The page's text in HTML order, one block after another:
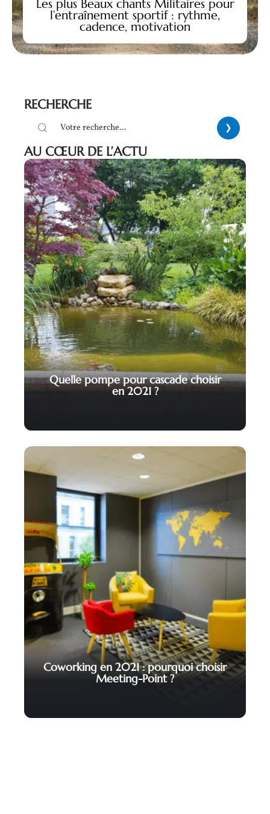
Les plus Beaux chants Militaires pour
l’entraînement sportif : rythme,
cadence, motivation
RECHERCHE
AU CŒUR DE L’ACTU
Quelle pompe pour cascade choisir
en 2021 ?
Coworking en 2021 : pourquoi choisir
Meeting-Point ?